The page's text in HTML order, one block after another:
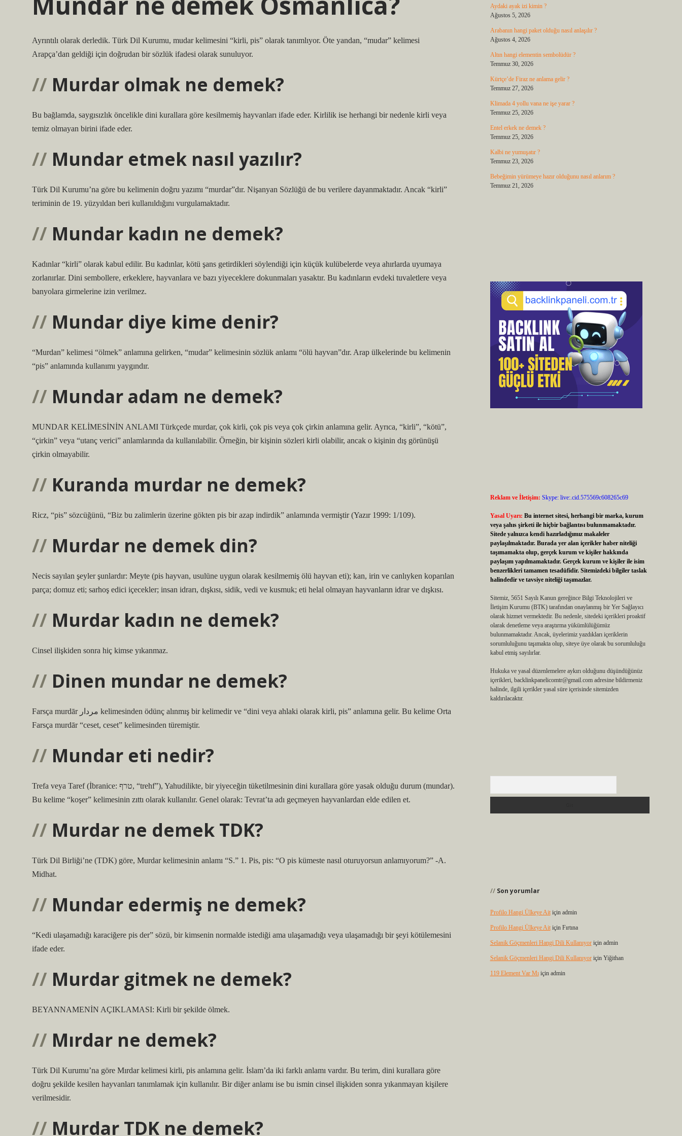
Ayrıntılı olarak derledik. Türk Dil Kurumu, mudar kelimesini “kirli, pis” olarak tanımlıyor. Öte yandan, “mudar” kelimesi
Arapça’dan geldiği için doğrudan bir sözlük ifadesi olarak sunuluyor.
Murdar olmak ne demek?
Bu bağlamda, saygısızlık öncelikle dini kurallara göre kesilmemiş hayvanları ifade eder. Kirlilik ise herhangi bir nedenle kirli veya
temiz olmayan birini ifade eder.
Mundar etmek nasıl yazılır?
Türk Dil Kurumu’na göre bu kelimenin doğru yazımı “murdar”dır. Nişanyan Sözlüğü de bu verilere dayanmaktadır. Ancak “kirli”
teriminin de 19. yüzyıldan beri kullanıldığını vurgulamaktadır.
Mundar kadın ne demek?
Kadınlar “kirli” olarak kabul edilir. Bu kadınlar, kötü şans getirdikleri söylendiği için küçük kulübelerde veya ahırlarda uyumaya
zorlanırlar. Dini sembollere, erkeklere, hayvanlara ve bazı yiyeceklere dokunmaları yasaktır. Bu kadınların evdeki tuvaletlere veya
banyolara girmelerine izin verilmez.
Mundar diye kime denir?
“Murdan” kelimesi “ölmek” anlamına gelirken, “mudar” kelimesinin sözlük anlamı “ölü hayvan”dır. Arap ülkelerinde bu kelimenin
“pis” anlamında kullanımı yaygındır.
Mundar adam ne demek?
MUNDAR KELİMESİNİN ANLAMI Türkçede murdar, çok kirli, çok pis veya çok çirkin anlamına gelir. Ayrıca, “kirli”, “kötü”,
“çirkin” veya “utanç verici” anlamlarında da kullanılabilir. Örneğin, bir kişinin sözleri kirli olabilir, ancak o kişinin dış görünüşü
çirkin olmayabilir.
Kuranda murdar ne demek?
Ricz, “pis” sözcüğünü, “Biz bu zalimlerin üzerine gökten pis bir azap indirdik” anlamında vermiştir (Yazır 1999: 1/109).
Murdar ne demek din?
Necis sayılan şeyler şunlardır: Meyte (pis hayvan, usulüne uygun olarak kesilmemiş ölü hayvan eti); kan, irin ve canlıyken koparılan
parça; domuz eti; sarhoş edici içecekler; insan idrarı, dışkısı, sidik, vedi ve kusmuk; eti helal olmayan hayvanların idrar ve dışkısı.
Murdar kadın ne demek?
Cinsel ilişkiden sonra hiç kimse yıkanmaz.
Dinen mundar ne demek?
Farsça murdār مردار kelimesinden ödünç alınmış bir kelimedir ve “dini veya ahlaki olarak kirli, pis” anlamına gelir. Bu kelime Orta
Farsça murdār “ceset, ceset” kelimesinden türemiştir.
Mundar eti nedir?
Trefa veya Taref (İbranice: טרף, “trehf”), Yahudilikte, bir yiyeceğin tüketilmesinin dini kurallara göre yasak olduğu durum (mundar).
Bu kelime “koşer” kelimesinin zıttı olarak kullanılır. Genel olarak: Tevrat’ta adı geçmeyen hayvanlardan elde edilen et.
Murdar ne demek TDK?
Türk Dil Birliği’ne (TDK) göre, Murdar kelimesinin anlamı “S.” 1. Pis, pis: “O pis kümeste nasıl oturuyorsun anlamıyorum?” -A.
Midhat.
Mundar edermiş ne demek?
“Kedi ulaşamadığı karaciğere pis der” sözü, bir kimsenin normalde istediği ama ulaşamadığı veya ulaşamadığı bir şeyi kötülemesini
ifade eder.
Murdar gitmek ne demek?
BEYANNAMENİN AÇIKLAMASI: Kirli bir şekilde ölmek.
Mırdar ne demek?
Türk Dil Kurumu’na göre Mırdar kelimesi kirli, pis anlamına gelir. İslam’da iki farklı anlamı vardır. Bu terim, dini kurallara göre
doğru şekilde kesilen hayvanları tanımlamak için kullanılır. Bir diğer anlamı ise bu ismin cinsel ilişkiden sonra yıkanmayan kişilere
verilmesidir.
Murdar TDK ne demek?
Aydaki ayak izi kimin ?
Ağustos 5, 2026
Arabanın hangi paket olduğu nasıl anlaşılır ?
Ağustos 4, 2026
Altın hangi elementin sembolüdür ?
Temmuz 30, 2026
Kürtçe’de Firaz ne anlama gelir ?
Temmuz 27, 2026
Klimada 4 yollu vana ne işe yarar ?
Temmuz 25, 2026
Entel erkek ne demek ?
Temmuz 25, 2026
Kalbi ne yumuşatır ?
Temmuz 23, 2026
Bebeğimin yürümeye hazır olduğunu nasıl anlarım ?
Temmuz 21, 2026
Reklam ve İletişim: Skype: live:.cid.575569c608265c69
Yasal Uyarı: Bu internet sitesi, herhangi bir marka, kurum
veya şahıs şirketi ile hiçbir bağlantısı bulunmamaktadır.
Sitede yalnızca kendi hazırladığımız makaleler
paylaşılmaktadır. Burada yer alan içerikler haber niteliği
taşımamakta olup, gerçek kurum ve kişiler hakkında
paylaşım yapılmamaktadır. Gerçek kurum ve kişiler ile isim
benzerlikleri tamamen tesadüfidir. Sitemizdeki bilgiler taslak
halindedir ve tavsiye niteliği taşımazlar.
Sitemiz, 5651 Sayılı Kanun gereğince Bilgi Teknolojileri ve
İletişim Kurumu (BTK) tarafından onaylanmış bir Yer Sağlayıcı
olarak hizmet vermektedir. Bu nedenle, sitedeki içerikleri proaktif
olarak denetleme veya araştırma yükümlülüğümüz
bulunmamaktadır. Ancak, üyelerimiz yazdıkları içeriklerin
sorumluluğunu taşımakta olup, siteye üye olarak bu sorumluluğu
kabul etmiş sayılırlar.
Hukuka ve yasal düzenlemelere aykırı olduğunu düşündüğünüz
içerikleri, backlinkpanelicomtr@gmail.comadresine bildirmeniz
halinde, ilgili içerikler yasal süre içerisinde sitemizden
kaldırılacaktır.
Son yorumlar
Profilo Hangi Ülkeye Aitiçin admin
Profilo Hangi Ülkeye Aitiçin Fırtına
Selanik Göçmenleri Hangi Dili Kullanıyoriçin admin
Selanik Göçmenleri Hangi Dili Kullanıyoriçin Yiğithan
119 Element Var Mıiçin admin